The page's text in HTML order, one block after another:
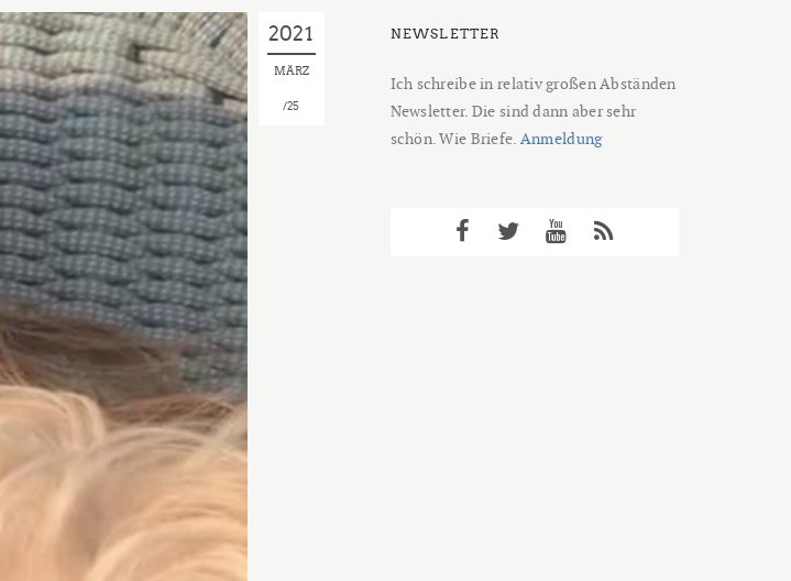
2021
MÄRZ
25
NEWSLETTER
Ich schreibe in relativ großen Abständen
Newsletter. Die sind dann aber sehr
schön. Wie Briefe. Anmeldung